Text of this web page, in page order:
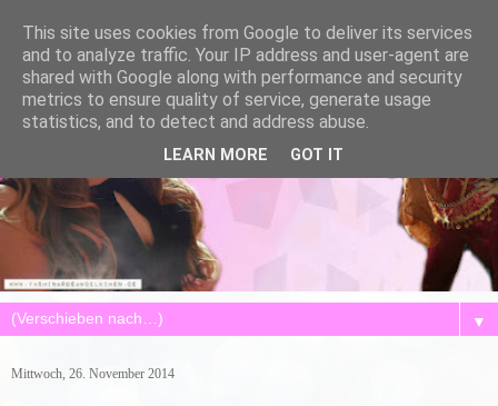
▼
Mittwoch, 26. November 2014
This site uses cookies from Google to deliver its services
and to analyze traffic. Your IP address and user-agent are
shared with Google along with performance and security
metrics to ensure quality of service, generate usage
statistics, and to detect and address abuse.
LEARN MORE GOT IT